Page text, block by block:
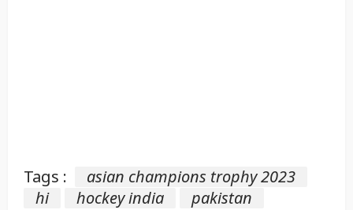
Tags :
asian champions trophy 2023
hi
hockey india pakistan